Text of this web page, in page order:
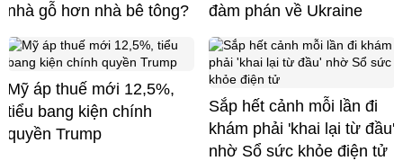
nhà gỗ hơn nhà bê tông?
đàm phán về Ukraine
Mỹ áp thuế mới 12,5%,
tiểu bang kiện chính
quyền Trump
Sắp hết cảnh mỗi lần đi
khám phải 'khai lại từ đầu'
nhờ Sổ sức khỏe điện tử